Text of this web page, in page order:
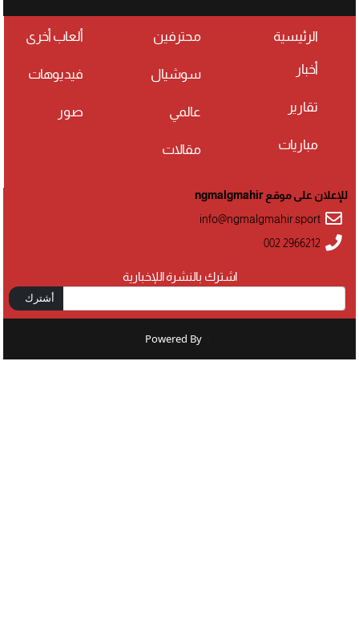
الرئيسية
أخبار
تقارير
مباريات
محترفين
سوشيال
عالمي
مقالات
ألعاب أخرى
فيديوهات
صور
اشترك بالنشرة اللإخبارية
أشترك
للإعلان على موقع ngmalgmahir
info@ngmalgmahir.sport
002 2966212
Powered By